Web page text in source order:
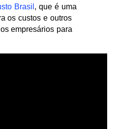
Brasil , que é uma
os custos e outros
empresários para